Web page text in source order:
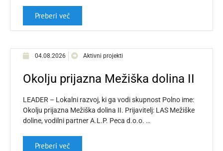
Preberi več
04.08.2026 Aktivni projekti
Okolju prijazna Mežiška dolina II
LEADER – Lokalni razvoj, ki ga vodi skupnost Polno ime:
Okolju prijazna Mežiška dolina II. Prijavitelj: LAS Mežiške
doline, vodilni partner A.L.P. Peca d.o.o. …
Preberi več